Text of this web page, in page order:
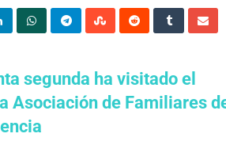
segunda ha visitado el
Asociación de Familiares